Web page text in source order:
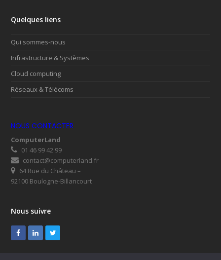
Quelques liens
Qui sommes-nous
Infrastructure & Systèmes
Cloud computing
Réseaux & Télécoms
NOUS CONTACTER
ComputerLand
01 46 99 42 99
contact@computerland.fr
64 Rue du Château –
92100 Boulogne-Billancourt
Nous suivre
Facebook
LinkedInTwitter